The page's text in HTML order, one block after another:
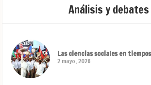
Análisis y debates
Las ciencias sociales en
2 mayo, 2026